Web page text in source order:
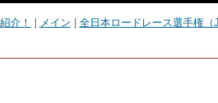
介！ メイン 全日本ロードレース選手権